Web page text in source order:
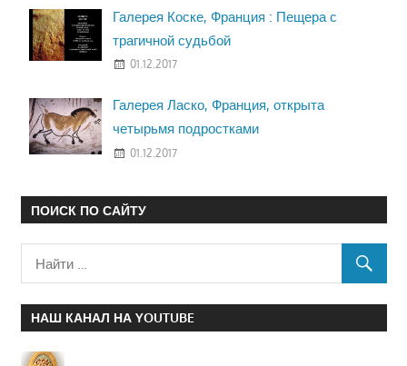
Галерея Коске, Франция : Пещера с
трагичной судьбой
01.12.2017
Галерея Ласко, Франция, открыта
четырьмя подростками
01.12.2017
ПОИСК ПО САЙТУ
НАШ КАНАЛ НА YOUTUBE